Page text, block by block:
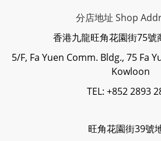
分店地址 Shop
香港九龍旺角花園街75號
5/F, Fa Yuen Comm. Bldg., 75 Fa
Kowloon
TEL: +852 2893
旺角花園街39號